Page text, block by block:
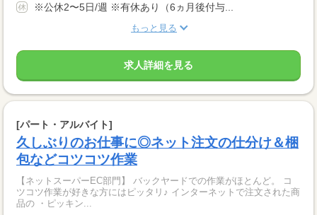
※公休2〜5日/週 ※有休あり（6ヵ月後付与...
もっと見る
求人詳細を見る
[パート・アルバイト]
久しぶりのお仕事に◎ネット注文の仕分け＆梱
包などコツコツ作業
【ネットスーパーEC部門】 バックヤードでの作業がほとんど。 コ
ツコツ作業が好きな方にはピッタリ♪ インターネットで注文された商
品の ・ピッキン...